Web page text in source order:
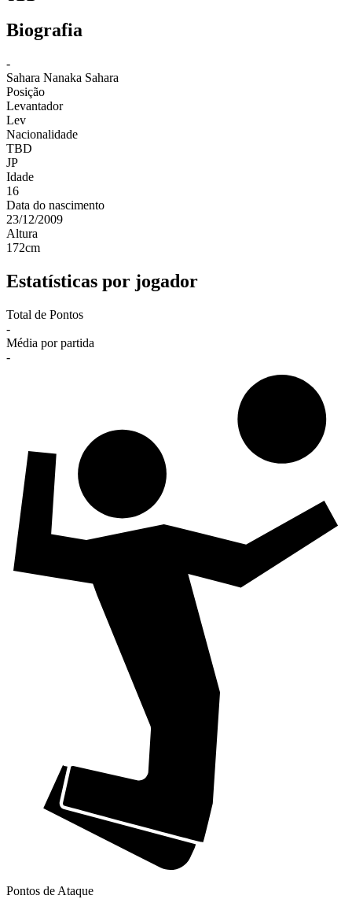
Biografia
-
Sahara Nanaka Sahara
Posição
Levantador
Lev
Nacionalidade
TBD
JP
Idade
16
Data do nascimento
23/12/2009
Altura
172cm
Estatísticas por jogador
Total de Pontos
-
Média por partida
-
Pontos de Ataque